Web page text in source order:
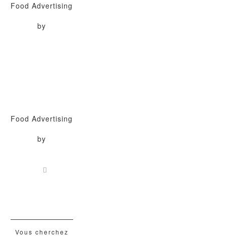
Food Advertising
by
Food Advertising
by
Vous cherchez